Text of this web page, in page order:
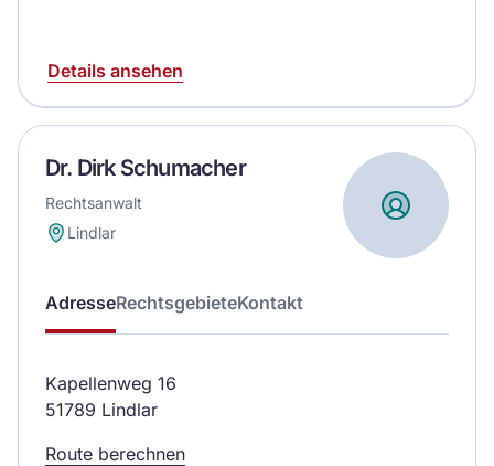
Details ansehen
Dr. Dirk Schumacher
Rechtsanwalt
Lindlar
AdresseRechtsgebieteKontakt
Kapellenweg 16
51789 Lindlar
Route berechnen